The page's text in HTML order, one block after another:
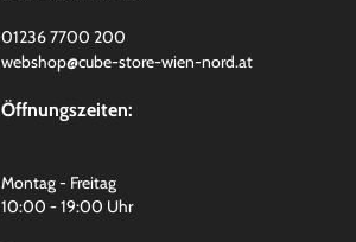
01236 7700 200
webshop@cube-store-wien-nord.at
Öffnungszeiten:
Montag - Freitag
10:00 - 19:00 Uhr